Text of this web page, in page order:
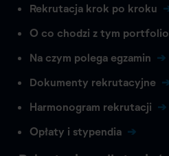
Rekrutacja krok po kroku
O co chodzi z tym portfolio
Na czym polega egzamin
Dokumenty rekrutacyjne
Harmonogram rekrutacji
Opłaty i stypendia